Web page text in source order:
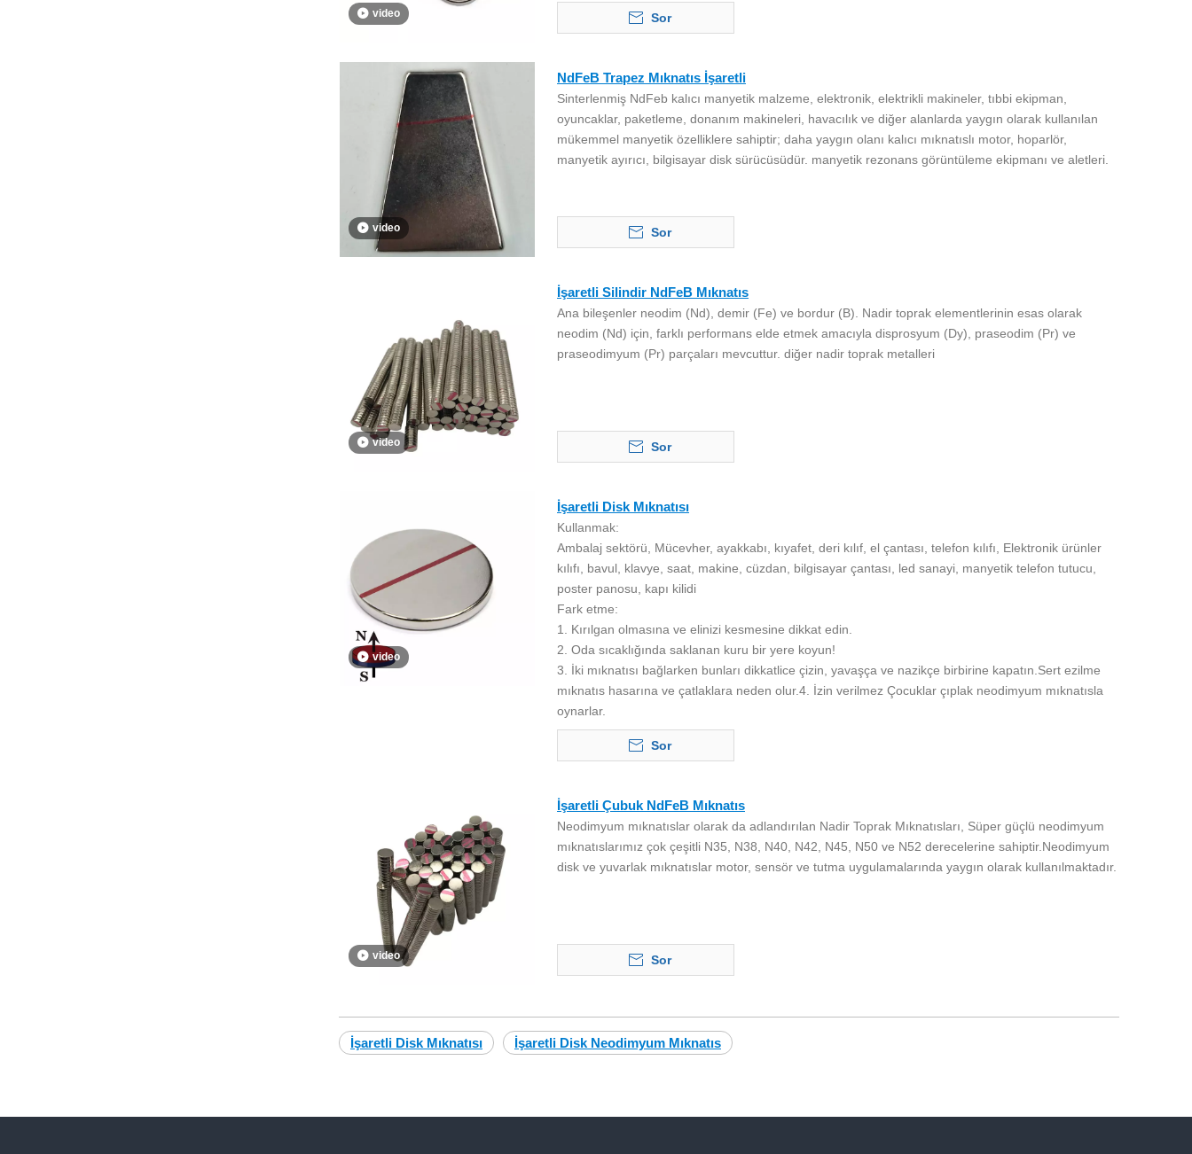
video Sor
video
NdFeB Trapez Mıknatıs İşaretli
Sinterlenmiş NdFeb kalıcı manyetik malzeme, elektronik, elektrikli makineler, tıbbi ekipman,
oyuncaklar, paketleme, donanım makineleri, havacılık ve diğer alanlarda yaygın olarak kullanılan
mükemmel manyetik özelliklere sahiptir; daha yaygın olanı kalıcı mıknatıslı motor, hoparlör,
manyetik ayırıcı, bilgisayar disk sürücüsüdür. manyetik rezonans görüntüleme ekipmanı ve aletleri.
Sor
video
İşaretli Silindir NdFeB Mıknatıs
Ana bileşenler neodim (Nd), demir (Fe) ve bordur (B). Nadir toprak elementlerinin esas olarak
neodim (Nd) için, farklı performans elde etmek amacıyla disprosyum (Dy), praseodim (Pr) ve
praseodimyum (Pr) parçaları mevcuttur. diğer nadir toprak metalleri
Sor
video
İşaretli Disk Mıknatısı
Kullanmak:
Ambalaj sektörü, Mücevher, ayakkabı, kıyafet, deri kılıf, el çantası, telefon kılıfı, Elektronik ürünler
kılıfı, bavul, klavye, saat, makine, cüzdan, bilgisayar çantası, led sanayi, manyetik telefon tutucu,
poster panosu, kapı kilidi
Fark etme:
1. Kırılgan olmasına ve elinizi kesmesine dikkat edin.
2. Oda sıcaklığında saklanan kuru bir yere koyun!
3. İki mıknatısı bağlarken bunları dikkatlice çizin, yavaşça ve nazikçe birbirine kapatın.Sert ezilme
mıknatıs hasarına ve çatlaklara neden olur.4. İzin verilmez Çocuklar çıplak neodimyum mıknatısla
oynarlar.
Sor
video
İşaretli Çubuk NdFeB Mıknatıs
Neodimyum mıknatıslar olarak da adlandırılan Nadir Toprak Mıknatısları, Süper güçlü neodimyum
mıknatıslarımız çok çeşitli N35, N38, N40, N42, N45, N50 ve N52 derecelerine sahiptir.Neodimyum
disk ve yuvarlak mıknatıslar motor, sensör ve tutma uygulamalarında yaygın olarak kullanılmaktadır.
Sor
İşaretli Disk Mıknatısı İşaretli Disk Neodimyum Mıknatıs